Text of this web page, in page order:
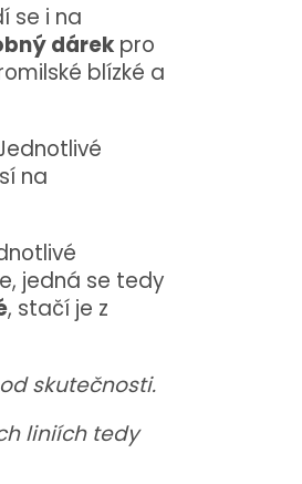
se i na
dárek pro
blízké a
na
jedná se tedy
, stačí je z
skutečnosti.
liniích tedy